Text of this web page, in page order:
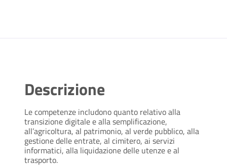
Descrizione
Le competenze includono quanto relativo alla
transizione digitale e alla semplificazione,
all’agricoltura, al patrimonio, al verde pubblico, alla
gestione delle entrate, al cimitero, ai servizi
informatici, alla liquidazione delle utenze e al
trasporto.